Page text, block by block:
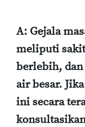
A: Gejala
meliputi
berlebih,
air besar.
ini secara